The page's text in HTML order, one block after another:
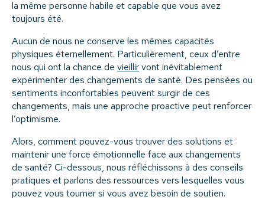
la même personne habile et capable que vous avez
toujours été.
Aucun de nous ne conserve les mêmes capacités
physiques éternellement. Particulièrement, ceux d’entre
nous qui ont la chance de vieillirvont inévitablement
expérimenter des changements de santé. Des pensées ou
sentiments inconfortables peuvent surgir de ces
changements, mais une approche proactive peut renforcer
l’optimisme.
Alors, comment pouvez-vous trouver des solutions et
maintenir une force émotionnelle face aux changements
de santé? Ci-dessous, nous réfléchissons à des conseils
pratiques et parlons des ressources vers lesquelles vous
pouvez vous tourner si vous avez besoin de soutien.